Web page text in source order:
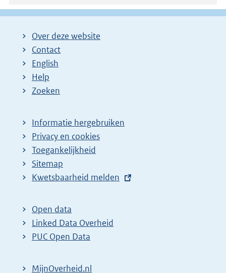
Over deze website
Contact
English
Help
Zoeken
Informatie hergebruiken
Privacy en cookies
Toegankelijkheid
Sitemap
E
t
e
r
Kwetsbaarheid melden
Open data
Linked Data Overheid
PUC Open Data
MijnOverheid.nl